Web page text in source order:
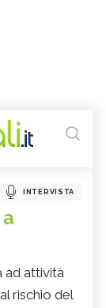
INTERVISTA
ad attività
rischio del